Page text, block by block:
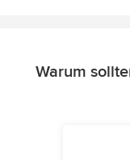
Warum